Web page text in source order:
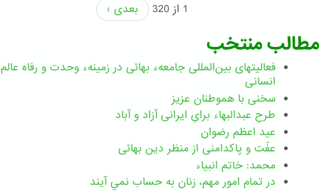
1 از 320
بعدی ›
مطالب منتخب
فعالیتهای بین‌المللی جامعهء بهائی در زمینهء وحدت و رفاه عالم
انسانی
سخنی با هموطنان عزیز
طرحِ عبدالبهاء برایِ ایرانی آزاد و آباد
عید اعظم رضوان
عفّت و پاکدامنی از منظر دین بهائی
محمد: خاتم انبیاء
در تمام امور مهم،‌ زنان به حساب نمي آيند